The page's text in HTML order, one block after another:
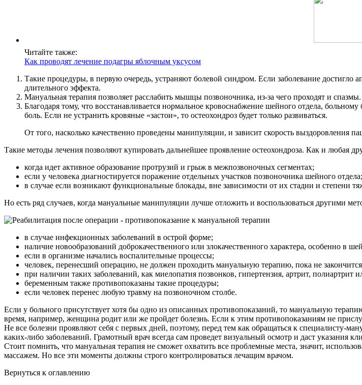
Читайте также:
Как проводят лечение подагры яблочным уксусом
Такие процедуры, в первую очередь, устраняют болевой синдром. Если заболевание
длительного эффекта.
Мануальная терапия позволяет расслабить мышцы позвоночника, из-за чего проходят и
Благодаря тому, что восстанавливается нормальное кровоснабжение шейного отдела,
боль. Если не устранить кровяные «застои», то остеохондроз будет только развиваться.
От того, насколько качественно проведены манипуляции, и зависит скорость выздоровления
Такие методы лечения позволяют купировать дальнейшее проявление остеохондроза. Как и любая
когда идет активное образование протрузий и грыж в межпозвоночных сегментах;
если у человека диагностируется поражение отдельных участков позвоночника шейного отдела;
в случае если возникают функциональные блокады, вне зависимости от их стадии и степени
Но есть ряд случаев, когда мануальные манипуляции лучше отложить и воспользоваться другими
в случае инфекционных заболеваний в острой форме;
наличие новообразований доброкачественного или злокачественного характера, особенно в
если в организме начались воспалительные процессы;
человек, перенесший операцию, не должен проходить мануальную терапию, пока не
при наличии таких заболеваний, как миелопатия позвонков, гипертензия, артрит, полиартрит
беременным также противопоказаны такие процедуры;
если человек перенес любую травму на позвоночном столбе.
Если у больного присутствует хотя бы одно из описанных противопоказаний, то мануальную
время, например, женщина родит или же пройдет болезнь. Если к этим противопоказаниям не
Не все болезни проявляют себя с первых дней, поэтому, перед тем как обращаться к специалисту-
каких-либо заболеваний. Грамотный врач всегда сам проведет визуальный осмотр и даст указания
Стоит помнить, что мануальная терапия не сможет охватить все проблемные места, значит,
массажем. Но все эти моменты должны строго контролироваться лечащим врачом.
Вернуться к оглавлению